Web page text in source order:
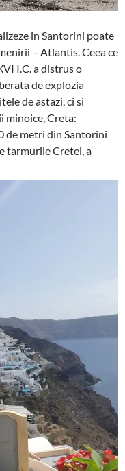
in Santorini poate
– Atlantis. Ceea ce
I.C. a distrus o
de explozia
de astazi, ci si
minoice, Creta:
de metri din Santorini
tarmurile Cretei, a